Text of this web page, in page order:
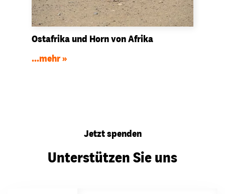
Ostafrika und Horn von Afrika
...mehr
Jetzt spenden
Unterstützen Sie uns